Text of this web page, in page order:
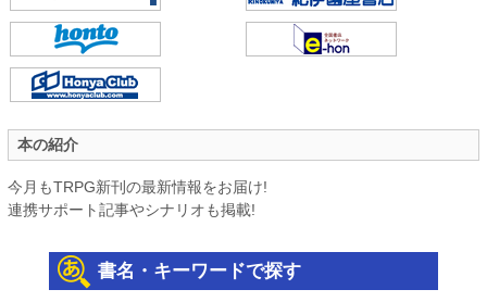
本の紹介
今月もTRPG新刊の最新情報をお届け!
連携サポート記事やシナリオも掲載!
書名・キーワードで探す